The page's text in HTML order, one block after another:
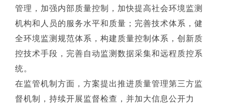
管理，加强内部质量控制，加快提高社会环境监测
机构和人员的服务水平和质量；完善技术体系，健
全环境监测规范体系，构建质量控制体系，创新质
控技术手段，完善自动监测数据采集和远程质控系
统。
在监管机制方面，方案提出推进质量管理第三方监
督机制，持续开展监督检查，并加大信息公开力